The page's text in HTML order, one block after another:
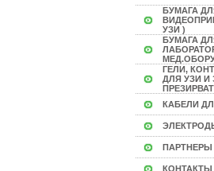
БУМАГА
УЗИ )
БУМАГА
ГЕЛИ,
ДЛЯ УЗИ И
КАБЕЛИ
ПАРТНЕРЫ
КОНТАКТЫ